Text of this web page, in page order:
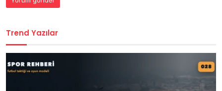
Trend Yazılar